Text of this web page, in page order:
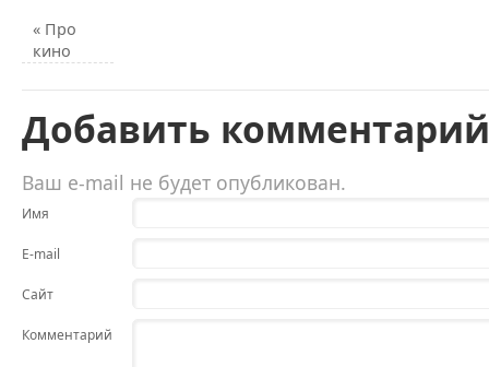
« Про
кино
Добавить комментарий
Ваш e-mail не будет опубликован.
Имя
E-mail
Сайт
Комментарий